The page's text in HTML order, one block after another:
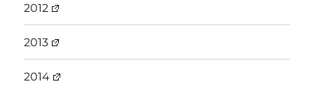
2012
2013
2014